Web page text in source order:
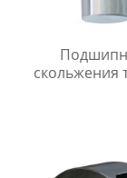
скольжения